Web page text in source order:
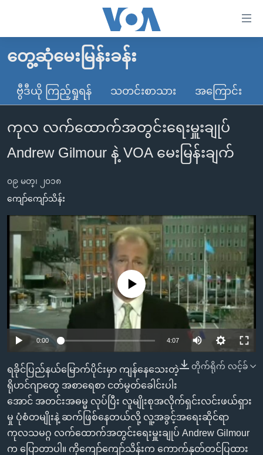
လွယ်ကူ
သည့်
များ
ပင်မ
သို့
ကျော်
ကြည့်
ပင်မ
ညွန်း
စာမျက်နှာ
ကျော်
ကြည့်
ရှာဖွေ
ရန်
သို့
ကျော်
မူလစာမျက်နှာ
မြန်မာ
ကမ္ဘာ့သတင်းများ
နိုင်ငံတကာ
အမေရိကန်
အစ္စရေး-ပါလက်စတိုင်း
ဗွီဒီယို
သတင်းလွတ်လပ်ခွင့်
ရပ်ဝန်းတခု လမ်းတခု အလွန်
အင်္ဂလိပ်စာလေ့လာမယ်
မကြေးမုံရဲ့ အင်္ဂလိပ်စာ
ရုပ်ရှင်ထဲက အင်္ဂလိပ်စာ
သုတပဒေသာ အင်္ဂလိပ်စာ
ရေဒီယို
တီဗွီ
ရေဒီယိုနှင့်ရုပ်သံ အချက်အလက်များ
ရေဒီယို/တီဗွီအစီအစဉ်
Learning English
ဗွီအိုအေ လူမှုကွန်ယက်များ
ဘာသာစကားများ
တွေ့ဆုံမေးမြန်းခန်း
ဗွီဒီယို ကြည့်ရှုရန် သတင်းစာသား အကြောင်း
ကုလ လက်ထောက်အတွင်းရေးမှူးချုပ်
Andrew Gilmour နဲ့ VOA မေးမြန်းချက်
၀၉ မတ္၊ ၂၀၁၈
ကျော်ကျော်သိန်း
No media source currently available
0:00 4:07
တိုက်ရိုက် လင့်ခ်
ရခိုင်ပြည်နယ်မြောက်ပိုင်းမှာ ကျန်နေသေးတဲ့
ရိုဟင်ဂျာတွေ အစာရေစာ ငတ်မွတ်ခေါင်းပါး
အောင် အတင်းအဓမ္မ လုပ်ပြီး လူမျိုးစုအလိုက်ရှင်းလင်းဖယ်ရှား
မှု ပုံစံတမျိုးနဲ့ ဆက်ဖြစ်နေတယ်လို့ လူ့အခွင့်အရေးဆိုင်ရာ
ကုလသမဂ္ဂ လက်ထောက်အတွင်းရေးမှူးချုပ် Andrew Gilmour
က ပြောတာပါ။ ကိုကျော်ကျော်သိန်းက ကောက်နုတ်တင်ပြထား